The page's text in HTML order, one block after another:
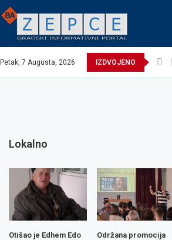
Petak, 7 Augusta, 2026 IZDVOJENO
Lokalno
Otišao je Edhem Edo
Održana promocija